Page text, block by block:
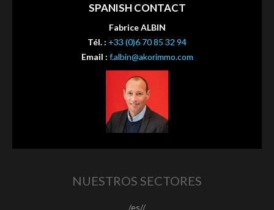
SPANISH CONTACT
Fabrice ALBIN
Tél. : +33 (0)6 70 85 32 94
Email : f.albin@akorimmo.com
NUESTROS SECTORES
/es//